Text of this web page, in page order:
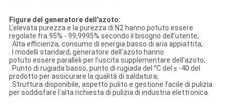
Figure del generatore dell'azoto:
L'elevata purezza e la purezza di N2 hanno potuto essere
regolate fra 95% - 99,9995% secondo il bisogno dell'utente;
. Alta efficienza, consumo di energia basso di aria appiattita;
. I modelli standard, generatore dell'azoto hanno
potuto essere paralleli per l'uscita supplementare dell'azoto;
. Punto di rugiada basso, punto di rugiada del °C del ≤ -40 del
prodotto per assicurare la qualità di saldatura;
. Struttura disponibile, aspetto pulito e gestione facile di pulizia
per soddisfare l'alta richiesta di pulizia di industria elettronica.